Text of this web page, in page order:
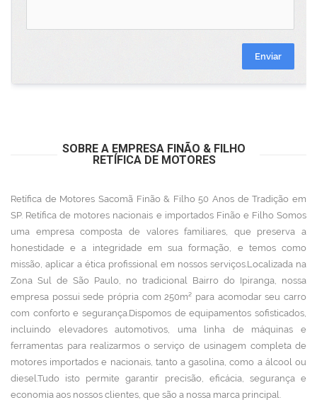
Enviar
SOBRE A EMPRESA FINÃO & FILHO
RETÍFICA DE MOTORES
Retífica de Motores Sacomã Finão & Filho 50 Anos de Tradição em
SP. Retífica de motores nacionais e importados Finão e Filho Somos
uma empresa composta de valores familiares, que preserva a
honestidade e a integridade em sua formação, e temos como
missão, aplicar a ética profissional em nossos serviços.Localizada na
Zona Sul de São Paulo, no tradicional Bairro do Ipiranga, nossa
empresa possui sede própria com 250m² para acomodar seu carro
com conforto e segurança.Dispomos de equipamentos sofisticados,
incluindo elevadores automotivos, uma linha de máquinas e
ferramentas para realizarmos o serviço de usinagem completa de
motores importados e nacionais, tanto a gasolina, como a álcool ou
diesel.Tudo isto permite garantir precisão, eficácia, segurança e
economia aos nossos clientes, que são a nossa marca principal.